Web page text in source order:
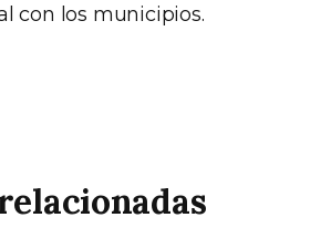
con los municipios.